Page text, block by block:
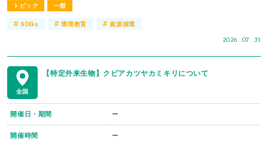
トピック 一般
2026 . 07 . 31
#SDGs #環境教育 #資源循環
全国
【特定外来生物】クビアカツヤカミキリについて
開催日・期間 ー
開催時間 ー